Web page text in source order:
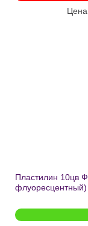
Пластилин 10цв
флуоресцентный)